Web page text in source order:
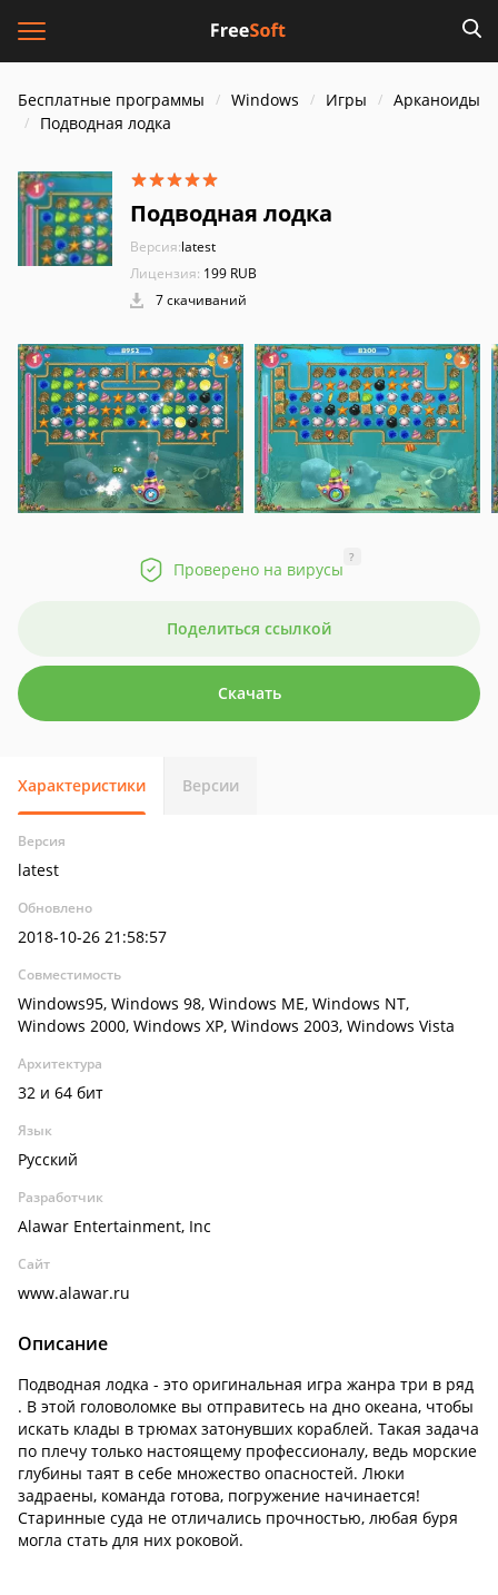
Бесплатные программы Windows Игры
Арканоиды
Подводная лодка
Подводная лодка
Версия:latest
Лицензия: 199 RUB
7 скачиваний
Проверено на вирусы
?
Поделиться ссылкой
Скачать
Характеристики Версии
Версия
latest
Обновлено
2018-10-26 21:58:57
Совместимость
Windows95, Windows 98, Windows ME, Windows NT,
Windows 2000, Windows XP, Windows 2003, Windows Vista
Архитектура
32 и 64 бит
Язык
Русский
Разработчик
Alawar Entertainment, Inc
Сайт
www.alawar.ru
Описание
Подводная лодка - это оригинальная игра жанра три в ряд
. В этой головоломке вы отправитесь на дно океана, чтобы
искать клады в трюмах затонувших кораблей. Такая задача
по плечу только настоящему профессионалу, ведь морские
глубины таят в себе множество опасностей. Люки
задраены, команда готова, погружение начинается!
Старинные суда не отличались прочностью, любая буря
могла стать для них роковой.